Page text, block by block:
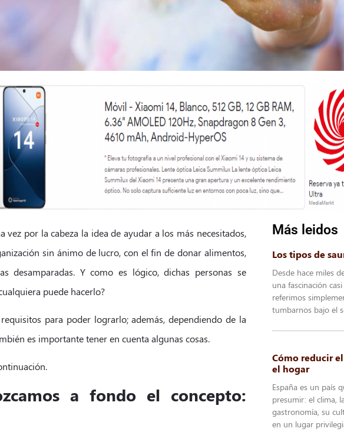
vez por la cabeza la idea de ayudar a los más necesitados,
sin ánimo de lucro, con el fin de donar alimentos,
desamparadas. Y como es lógico, dichas personas se
puede hacerlo?
para poder lograrlo; además, dependiendo de la
es importante tener en cuenta algunas cosas.
a fondo el concepto:
Más leidos
Los tipos de
Desde hace miles
una fascinación
referimos
tumbarnos bajo el
Cómo reducir
el hogar
España es un país
presumir: el clima,
gastronomía, su
en un lugar